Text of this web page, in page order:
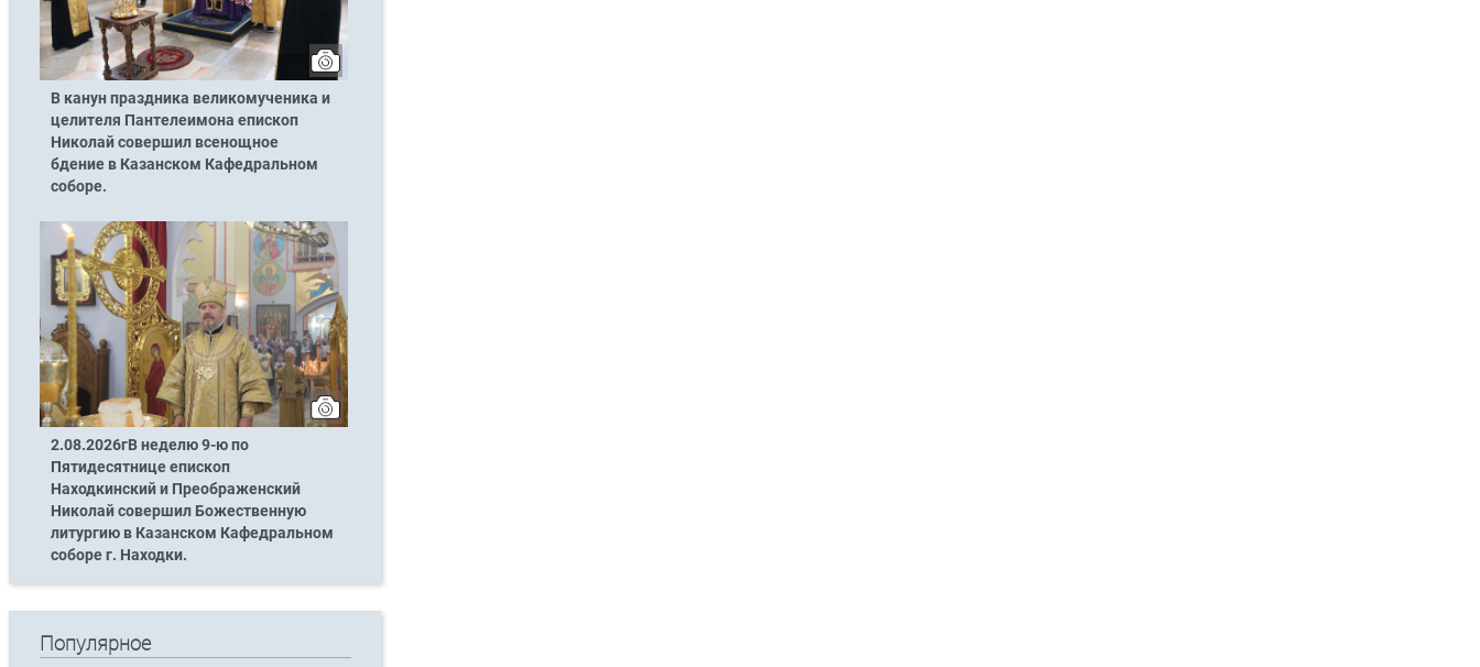
В канун праздника великомученика и
целителя Пантелеимона епископ
Николай совершил всенощное
бдение в Казанском Кафедральном
соборе.
2.08.2026гВ неделю 9-ю по
Пятидесятнице епископ
Находкинский и Преображенский
Николай совершил Божественную
литургию в Казанском Кафедральном
соборе г. Находки.
Популярное